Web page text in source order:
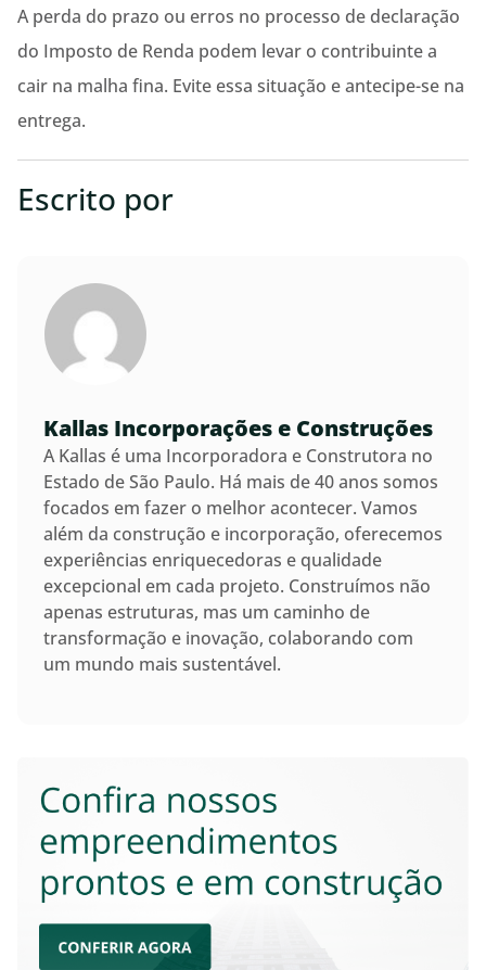
A perda do prazo ou erros no processo de declaração
do Imposto de Renda podem levar o contribuinte a
cair na malha fina. Evite essa situação e antecipe-se na
entrega.
Escrito por
Kallas Incorporações e Construções
A Kallas é uma Incorporadora e Construtora no
Estado de São Paulo. Há mais de 40 anos somos
focados em fazer o melhor acontecer. Vamos
além da construção e incorporação, oferecemos
experiências enriquecedoras e qualidade
excepcional em cada projeto. Construímos não
apenas estruturas, mas um caminho de
transformação e inovação, colaborando com
um mundo mais sustentável.